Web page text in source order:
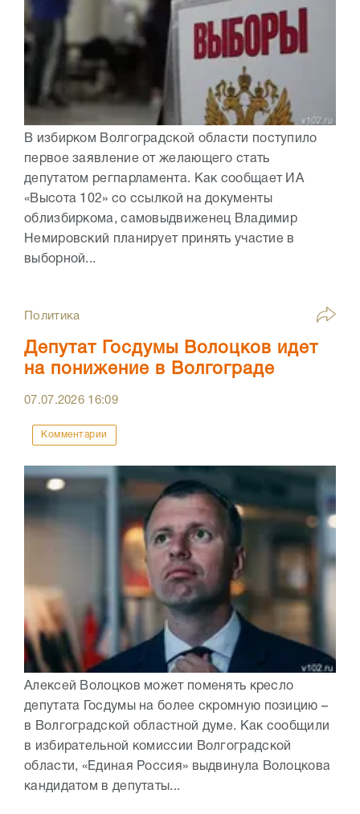
В избирком Волгоградской области поступило
первое заявление от желающего стать
депутатом регпарламента. Как сообщает ИА
«Высота 102» со ссылкой на документы
облизбиркома, самовыдвиженец Владимир
Немировский планирует принять участие в
выборной...
Политика
Депутат Госдумы Волоцков идет
на понижение в Волгограде
07.07.2026 16:09
Комментарии
Алексей Волоцков может поменять кресло
депутата Госдумы на более скромную позицию –
в Волгоградской областной думе. Как сообщили
в избирательной комиссии Волгоградской
области, «Единая Россия» выдвинула Волоцкова
кандидатом в депутаты...